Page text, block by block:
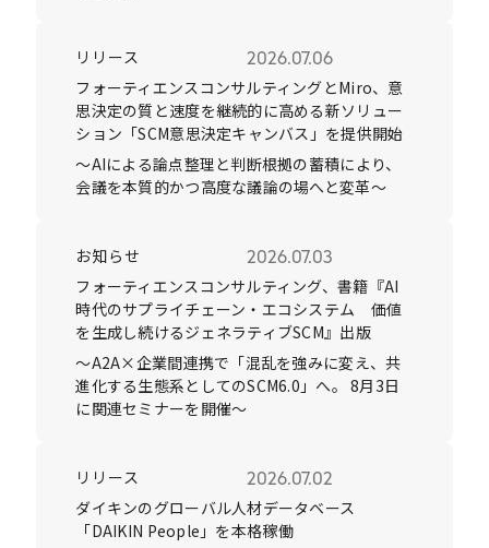
フォーティエンスコンサルティングとMiro、意
思決定の質と速度を継続的に高める新ソリュー
ション「SCM意思決定キャンバス」を提供開始
～AIによる論点整理と判断根拠の蓄積により、
会議を本質的かつ高度な議論の場へと変革～
リリース 2026.07.06
フォーティエンスコンサルティング、書籍『AI
時代のサプライチェーン・エコシステム 価値
を生成し続けるジェネラティブSCM』出版
～A2A×企業間連携で「混乱を強みに変え、共
進化する生態系としてのSCM6.0」へ。 8月3日
に関連セミナーを開催～
お知らせ 2026.07.03
ダイキンのグローバル人材データベース
「DAIKIN People」を本格稼働
リリース 2026.07.02